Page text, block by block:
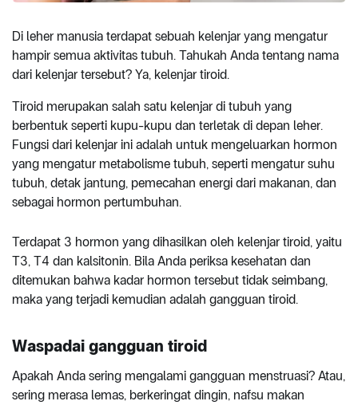
Di leher manusia terdapat sebuah kelenjar yang mengatur
hampir semua aktivitas tubuh. Tahukah Anda tentang nama
dari kelenjar tersebut? Ya, kelenjar tiroid.
Tiroid merupakan salah satu kelenjar di tubuh yang
berbentuk seperti kupu-kupu dan terletak di depan leher.
Fungsi dari kelenjar ini adalah untuk mengeluarkan hormon
yang mengatur metabolisme tubuh, seperti mengatur suhu
tubuh, detak jantung, pemecahan energi dari makanan, dan
sebagai hormon pertumbuhan.
Terdapat 3 hormon yang dihasilkan oleh kelenjar tiroid, yaitu
T3, T4 dan kalsitonin. Bila Anda periksa kesehatan dan
ditemukan bahwa kadar hormon tersebut tidak seimbang,
maka yang terjadi kemudian adalah gangguan tiroid.
Waspadai gangguan tiroid
Apakah Anda sering mengalami gangguan menstruasi? Atau,
sering merasa lemas, berkeringat dingin, nafsu makan